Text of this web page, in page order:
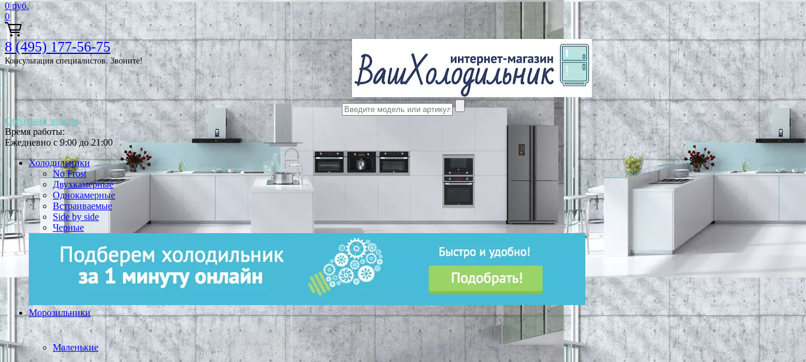
0 руб.
0
8 (495) 177-56-75
Консультация специалистов. Звоните!
Обратный звонок
Время работы:
Ежедневно с 9:00 до 21:00
Холодильники
No Frost
Двухкамерные
Однокамерные
Встраиваемые
Side by side
Черные
Морозильники
Маленькие